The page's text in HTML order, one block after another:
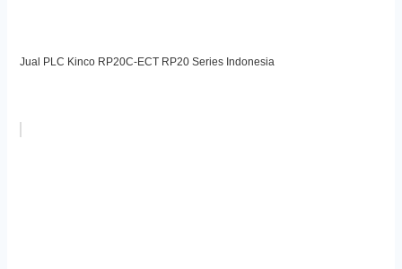
Jual PLC Kinco RP20C-ECT RP20 Series Indonesia